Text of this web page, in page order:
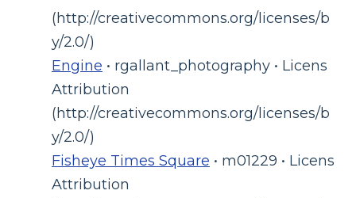
(http://creativecommons.org/licenses/b
y/2.0/)
Engine • rgallant_photography • Licens
Attribution
(http://creativecommons.org/licenses/b
y/2.0/)
Fisheye Times Square • m01229 • Licens
Attribution